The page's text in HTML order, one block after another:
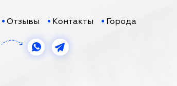
Отзывы Контакты Города